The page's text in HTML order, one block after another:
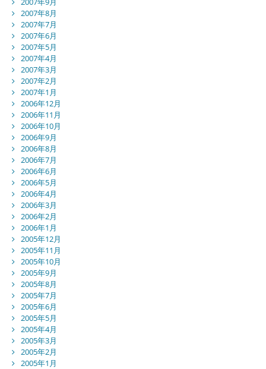
2007年8月
2007年7月
2007年6月
2007年5月
2007年4月
2007年3月
2007年2月
2007年1月
2006年12月
2006年11月
2006年10月
2006年9月
2006年8月
2006年7月
2006年6月
2006年5月
2006年4月
2006年3月
2006年2月
2006年1月
2005年12月
2005年11月
2005年10月
2005年9月
2005年8月
2005年7月
2005年6月
2005年5月
2005年4月
2005年3月
2005年2月
2005年1月